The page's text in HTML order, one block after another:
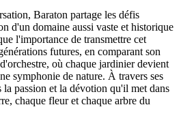
Baraton partage les défis
d'un domaine aussi vaste et historique
l'importance de transmettre cet
futures, en comparant son
où chaque jardinier devient
symphonie de nature. À travers ses
la passion et la dévotion qu'il met dans
chaque fleur et chaque arbre du